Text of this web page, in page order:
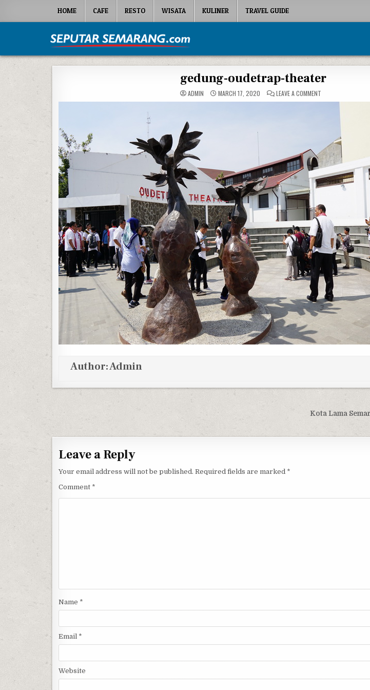
HOME CAFE RESTO WISATA KULINER TRAVEL GUIDE
Seputar Semarang
gedung-oudetrap-theater
ADMIN MARCH 17, 2020 LEAVE A COMMENT
Author:Admin
Post navigation Kota Lama
Leave a Reply
Your email address will not be published. Required fields are marked *
Comment *
Name *
Email *
Website